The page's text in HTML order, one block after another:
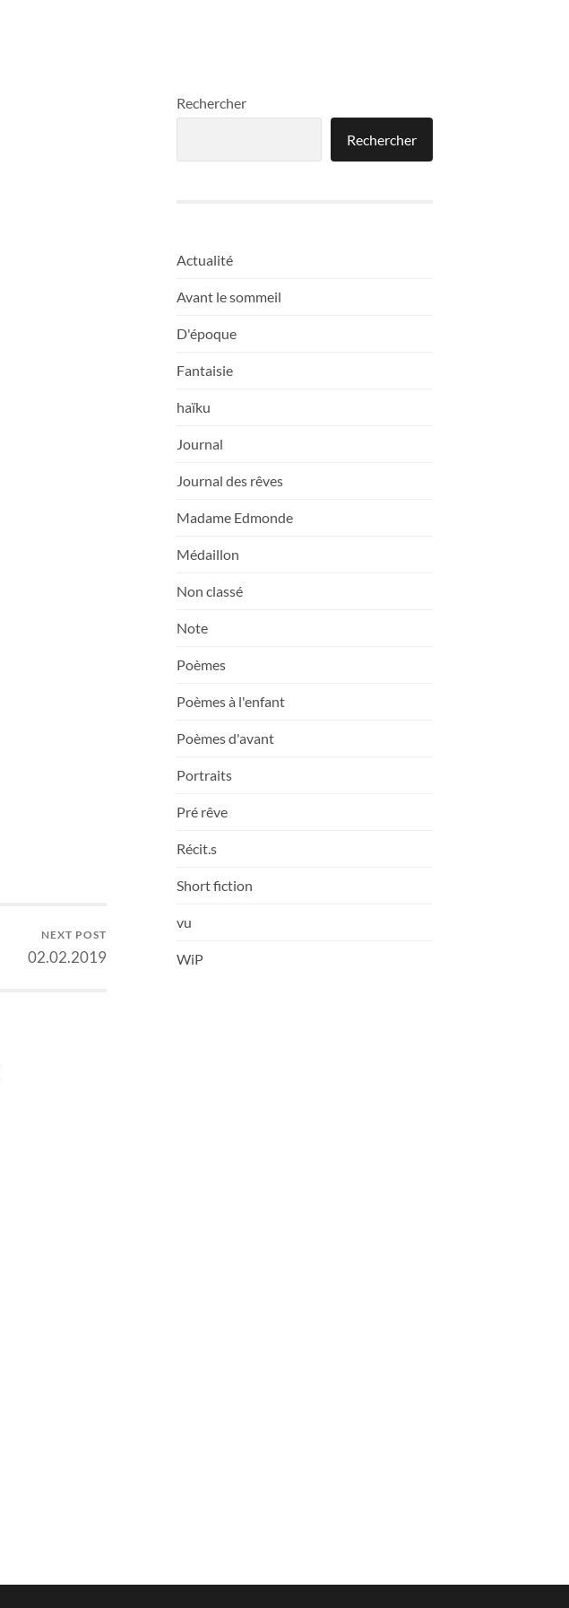
NEXT POST
02.02.2019
Rechercher
Rechercher
Actualité
Avant le sommeil
D'époque
Fantaisie
haïku
Journal
Journal des rêves
Madame Edmonde
Médaillon
Non classé
Note
Poèmes
Poèmes à l'enfant
Poèmes d'avant
Portraits
Pré rêve
Récit.s
Short fiction
vu
WiP